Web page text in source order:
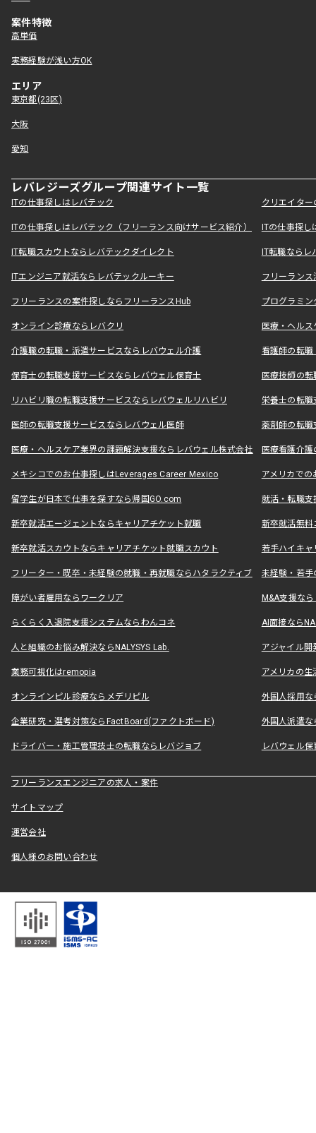
案件特徴
高単価
実務経験が浅い方OK
エリア
東京都(23区)
大阪
愛知
レバレジーズグループ関連サイト一覧
ITの仕事探しはレバテック クリエイタ
ITの仕事探しはレバテック（フリーランス向けサービス紹介） ITの仕事探
IT転職スカウトならレバテックダイレクト IT転職なら
ITエンジニア就活ならレバテックルーキー フリーラン
フリーランスの案件探しならフリーランスHub プログラミ
オンライン診療ならレバクリ 医療・ヘル
介護職の転職・派遣サービスならレバウェル介護 看護師の転
保育士の転職支援サービスならレバウェル保育士 医療技師の
リハビリ職の転職支援サービスならレバウェルリハビリ 栄養士の転
医師の転職支援サービスならレバウェル医師 薬剤師の転
医療・ヘルスケア業界の課題解決支援ならレバウェル株式会社 医療看護介
メキシコでのお仕事探しはLeverages Career Mexico アメリカで
留学生が日本で仕事を探すなら帰国GO.com 就活・転職
新卒就活エージェントならキャリアチケット就職 新卒就活無料
新卒就活スカウトならキャリアチケット就職スカウト 若手ハイキ
フリーター・既卒・未経験の就職・再就職ならハタラクティブ 未経験・若手
障がい者雇用ならワークリア M&A支援な
らくらく入退院支援システムならわんコネ AI面接なら
人と組織のお悩み解決ならNALYSYS Lab. アジャイル
業務可視化はremopia アメリカの
オンラインピル診療ならメデリピル 外国人採用
企業研究・選考対策ならFactBoard(ファクトボード) 外国人派遣な
ドライバー・施工管理技士の転職ならレバジョブ レバウェル
フリーランスエンジニアの求人・案件
サイトマップ
運営会社
個人様のお問い合わせ